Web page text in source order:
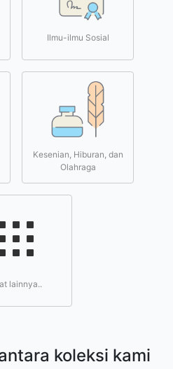
Ilmu-ilmu Sosial
Kesenian, Hiburan, dan
Olahraga
lainnya..
koleksi kami